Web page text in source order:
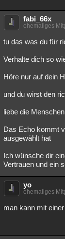
fabi_66x
ehemaliges
tu das was du für
Verhalte dich so
Höre nur auf dein
und du wirst den
liebe die
Das Echo kommt
ausgewählt hat
Ich wünsche dir
Vertrauen und ein
yo
ehemaliges
man kann mit